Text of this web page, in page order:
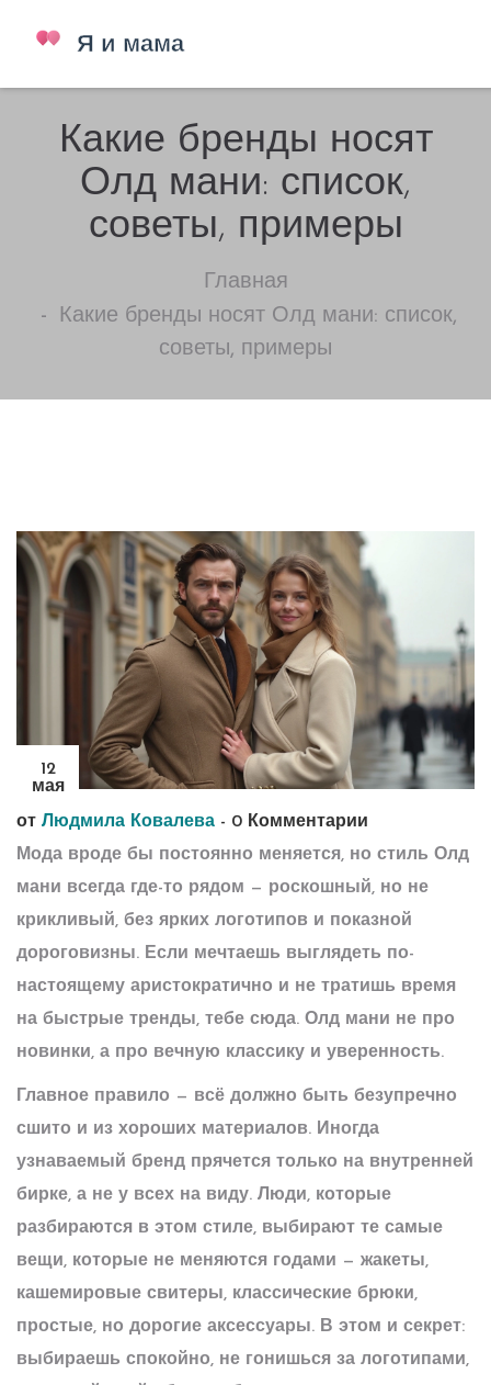
Какие бренды носят
Олд мани: список,
советы, примеры
Главная
Какие бренды носят Олд мани: список,
советы, примеры
12
мая
от Людмила Ковалева - 0 Комментарии
Мода вроде бы постоянно меняется, но стиль Олд
мани всегда где-то рядом — роскошный, но не
крикливый, без ярких логотипов и показной
дороговизны. Если мечтаешь выглядеть по-
настоящему аристократично и не тратишь время
на быстрые тренды, тебе сюда. Олд мани не про
новинки, а про вечную классику и уверенность.
Главное правило — всё должно быть безупречно
сшито и из хороших материалов. Иногда
узнаваемый бренд прячется только на внутренней
бирке, а не у всех на виду. Люди, которые
разбираются в этом стиле, выбирают те самые
вещи, которые не меняются годами — жакеты,
кашемировые свитеры, классические брюки,
простые, но дорогие аксессуары. В этом и секрет:
выбираешь спокойно, не гонишься за логотипами,